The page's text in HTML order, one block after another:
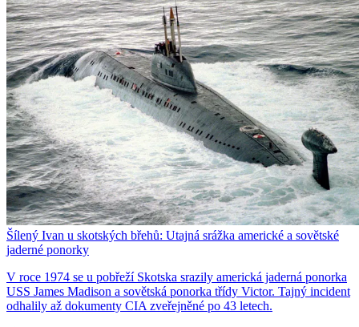
Šílený Ivan u skotských břehů: Utajná srážka americké a sovětské
jaderné ponorky
V roce 1974 se u pobřeží Skotska srazily americká jaderná ponorka
USS James Madison a sovětská ponorka třídy Victor. Tajný incident
odhalily až dokumenty CIA zveřejněné po 43 letech.